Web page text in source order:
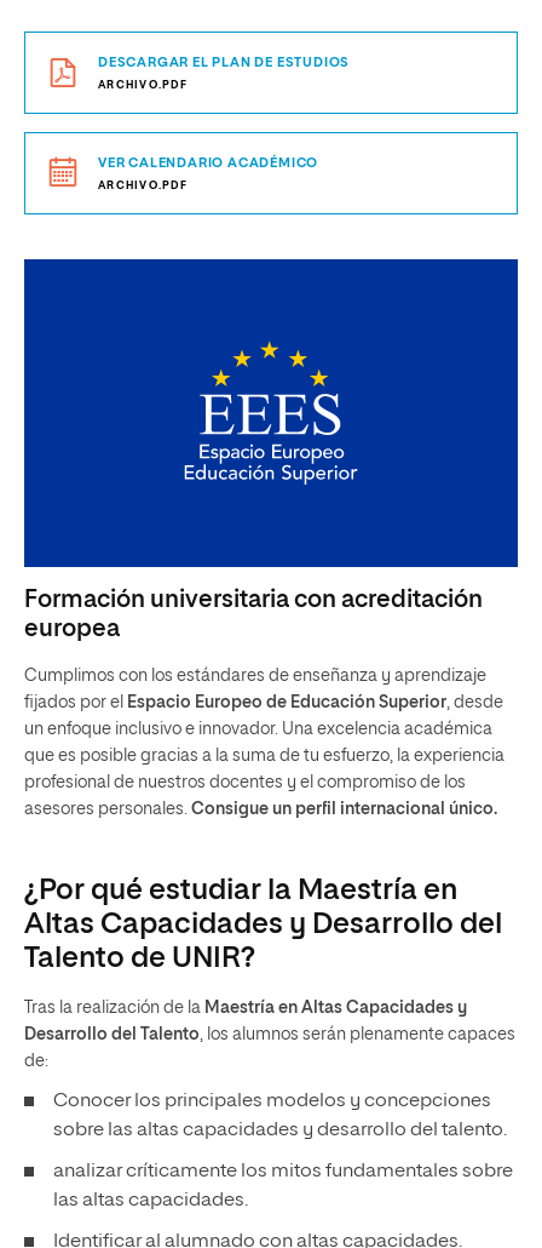
DESCARGAR EL PLAN DE ESTUDIOS
ARCHIVO.PDF
VER CALENDARIO ACADÉMICO
ARCHIVO.PDF
Formación universitaria con acreditación
europea
Cumplimos con los estándares de enseñanza y aprendizaje
fijados por el Espacio Europeo de Educación Superior, desde
un enfoque inclusivo e innovador. Una excelencia académica
que es posible gracias a la suma de tu esfuerzo, la experiencia
profesional de nuestros docentes y el compromiso de los
asesores personales. Consigue un perfil internacional único.
¿Por qué estudiar la Maestría en
Altas Capacidades y Desarrollo del
Talento de UNIR?
Tras la realización de la Maestría en Altas Capacidades y
Desarrollo del Talento, los alumnos serán plenamente capaces
de:
Conocer los principales modelos y concepciones
sobre las altas capacidades y desarrollo del talento.
analizar críticamente los mitos fundamentales sobre
las altas capacidades.
Identificar al alumnado con altas capacidades.